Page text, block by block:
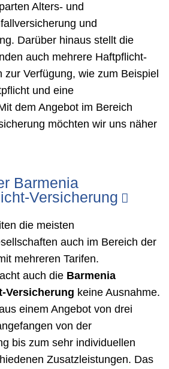
Alters- und
und
Darüber hinaus stellt die
auch mehrere Haftpflicht-
zur Verfügung, wie zum Beispiel
und eine
dem Angebot im Bereich
möchten wir uns näher
Barmenia
Versicherung
die meisten
auch im Bereich der
mehreren Tarifen.
auch die Barmenia
Versicherung keine Ausnahme.
einem Angebot von drei
von der
bis zum sehr individuellen
Zusatzleistungen. Das